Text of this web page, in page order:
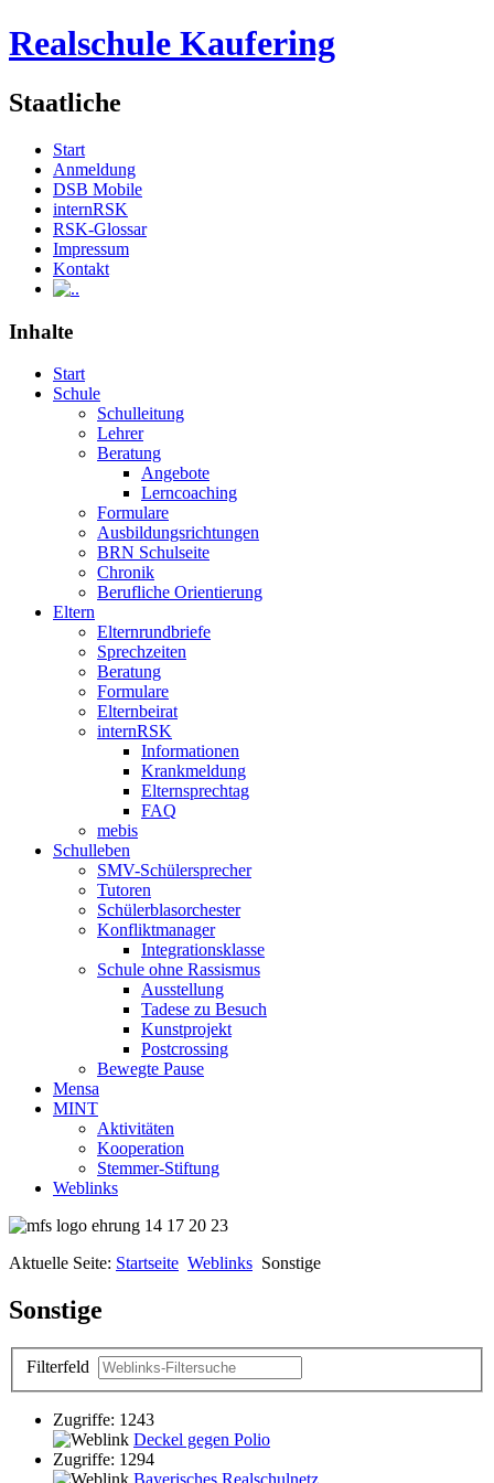
Realschule Kaufering
Staatliche
Start
Anmeldung
DSB Mobile
internRSK
RSK-Glossar
Impressum
Kontakt
.
Inhalte
Start
Schule
Schulleitung
Lehrer
Beratung
Angebote
Lerncoaching
Formulare
Ausbildungsrichtungen
BRN Schulseite
Chronik
Berufliche Orientierung
Eltern
Elternrundbriefe
Sprechzeiten
Beratung
Formulare
Elternbeirat
internRSK
Informationen
Krankmeldung
Elternsprechtag
FAQ
mebis
Schulleben
SMV-Schülersprecher
Tutoren
Schülerblasorchester
Konfliktmanager
Integrationsklasse
Schule ohne Rassismus
Ausstellung
Tadese zu Besuch
Kunstprojekt
Postcrossing
Bewegte Pause
Mensa
MINT
Aktivitäten
Kooperation
Stemmer-Stiftung
Weblinks
Aktuelle Seite: Startseite Weblinks Sonstige
Sonstige
Filterfeld
Zugriffe: 1243
Deckel gegen Polio
Zugriffe: 1294
Bayerisches Realschulnetz